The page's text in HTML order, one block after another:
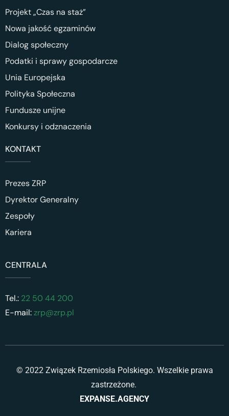
Projekt „Czas na staż”
Nowa jakość egzaminów
Dialog społeczny
Podatki i sprawy gospodarcze
Unia Europejska
Polityka Społeczna
Fundusze unijne
Konkursy i odznaczenia
KONTAKT
Prezes ZRP
Dyrektor Generalny
Zespoły
Kariera
CENTRALA
Tel.: 22 50 44 200
E-mail:zrp@zrp.pl
© 2022 Związek Rzemiosła Polskiego. Wszelkie prawa
zastrzeżone.
EXPANSE.AGENCY